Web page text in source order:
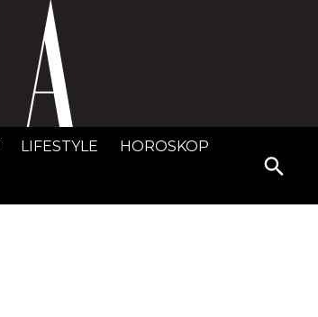
LIFESTYLE HOROSKOP
Search
for: